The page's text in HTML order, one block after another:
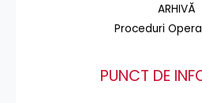
ARHIVĂ
Proceduri
PUNCT DE